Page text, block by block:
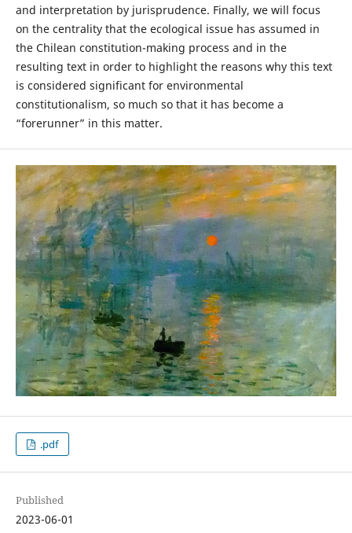
and interpretation by jurisprudence. Finally, we will focus
on the centrality that the ecological issue has assumed in
the Chilean constitution-making process and in the
resulting text in order to highlight the reasons why this text
is considered significant for environmental
constitutionalism, so much so that it has become a
“forerunner” in this matter.
.pdf
Published
2023-06-01